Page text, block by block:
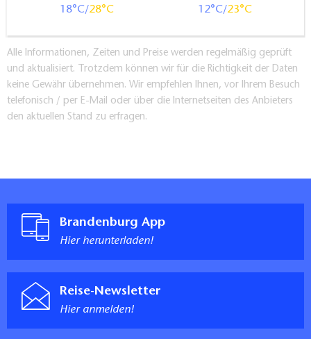
18 28 12 23
Alle Informationen, Zeiten und Preise werden regelmäßig geprüft
und aktualisiert. Trotzdem können wir für die Richtigkeit der Daten
keine Gewähr übernehmen. Wir empfehlen Ihnen, vor Ihrem Besuch
telefonisch / per E-Mail oder über die Internetseiten des Anbieters
den aktuellen Stand zu erfragen.
Brandenburg App
Hier herunterladen!
Reise-Newsletter
Hier anmelden!